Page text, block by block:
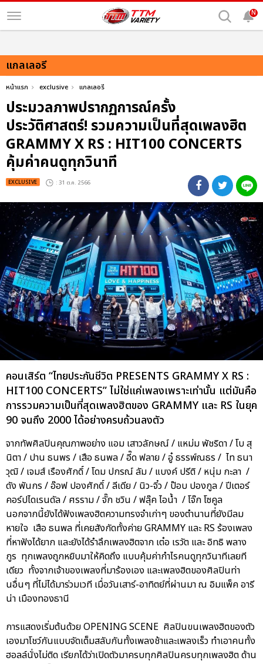
N
แกลเลอรี
หน้าแรก exclusive แกลเลอรี
ประมวลภาพปรากฏการณ์ครั้ง
ประวัติศาสตร์! รวมความเป็นที่สุดเพลงฮิต
GRAMMY X RS : HIT100 CONCERTS
คุ้มค่าคนดูทุกวินาที
EXCLUSIVE : 31 ต.ค. 2566
คอนเสิร์ต “ไทยประกันชีวิต PRESENTS GRAMMY X RS :
HIT100 CONCERTS” ไม่ใช่แค่เพลงเพราะเท่านั้น แต่มันคือ
การรวมความเป็นที่สุดเพลงฮิตของ GRAMMY และ RS ในยุค
90 จนถึง 2000 ได้อย่างครบถ้วนลงตัว
จากทัพศิลปินคุณภาพอย่าง แอม เสาวลักษณ์ / แหม่ม พัชริดา / โบ สุ
นิตา / ปาน ธนพร / เสือ ธนพล / อี๊ด ฟลาย / อู๋ ธรรพ์ณธร / ไท ธนา
วุฒิ / เจมส์ เรืองศักดิ์ / โดม ปกรณ์ ลัม / แบงค์ ปรีติ / หนุ่ม กะลา /
ดัง พันกร / อ๊อฟ ปองศักดิ์ / ลีเดีย / นิว-จิ๋ว / ป๊อบ ปองกูล / ปีเตอร์
คอร์ปไดเรนดัล / ศรราม / จั๊ก ชวิน / ฟลุ๊ค ไอน้ำ / โจ๊ก โซคูล
นอกจากนี้ยังได้ฟังเพลงฮิตความทรงจำเก่าๆ ของตำนานที่ยังมีลม
หายใจ เสือ ธนพล ที่เคยสังกัดทั้งค่าย GRAMMY และ RS ร้องเพลง
ที่หาฟังได้ยาก และยังได้รำลึกเพลงฮิตจาก เต๋อ เรวัต และ อิทธิ พลาง
กูร ทุกเพลงถูกหยิบมาให้คิดถึง แบบคุ้มค่ากำไรคนดูทุกวินาทีเลยที
เดียว ทั้งจากเจ้าของเพลงที่มาร้องเอง และเพลงฮิตของศิลปินท่า
นอื่นๆ ที่ไม่ได้มาร่วมเวที เมื่อวันเสาร์-อาทิตย์ที่ผ่านมา ณ อิมแพ็ค อารี
น่า เมืองทองธานี
การแสดงเริ่มต้นด้วย OPENING SCENE ศิลปินขนเพลงฮิตของตัว
เองมาโชว์กันแบบจัดเต็มสลับกันทั้งเพลงช้าและเพลงเร็ว ทำเอาคนทั้ง
ฮอลล์นั่งไม่ติด เรียกได้ว่าเปิดตัวมาครบทุกศิลปินครบทุกเพลงฮิต ด้าน